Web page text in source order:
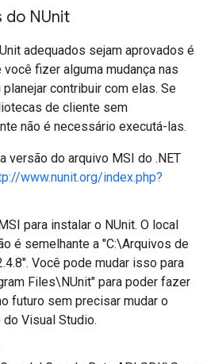
do NUnit
adequados sejam aprovados é
fizer alguma mudança nas
contribuir com elas. Se
de cliente sem
não é necessário executá-las.
versão do arquivo MSI do .NET
www.nunit.org/index.php?
para instalar o NUnit. O local
é semelhante a "C:\Arquivos de
Você pode mudar isso para
Files\NUnit" para poder fazer
futuro sem precisar mudar o
Visual Studio.